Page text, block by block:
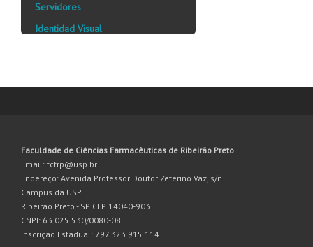
Servidores
Identidad Visual
Faculdade de Ciências Farmacêuticas de Ribeirão Preto
Email: fcfrp@usp.br
Endereço: Avenida Professor Doutor Zeferino Vaz, s/n
Campus da USP
Ribeirão Preto - SP CEP 14040-903
CNPJ: 63.025.530/0080-08
Inscrição Estadual: 797.323.915.114